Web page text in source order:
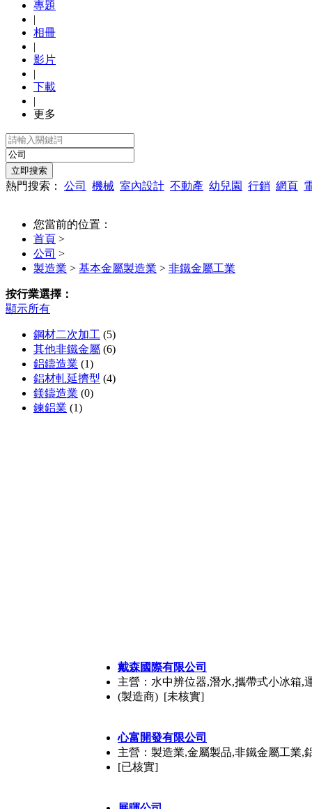
專題
|
相冊
|
影片
|
下載
|
更多
熱門搜索： 公司 機械 室內設計 不動產 幼兒園 行銷 網頁
您當前的位置：
首頁 >
公司 >
製造業 > 基本金屬製造業 > 非鐵金屬工業
按行業選擇：
顯示所有
鋼材二次加工 (5)
其他非鐵金屬 (6)
鋁鑄造業 (1)
鋁材軋延擠型 (4)
鎂鑄造業 (0)
鍊鋁業 (1)
戴森國際有限公司
主營：水中辨位器,潛水,攜帶式小冰箱,
(製造商) [未核實]
心富開發有限公司
主營：製造業,金屬製品,非鐵金屬工業,
[已核實]